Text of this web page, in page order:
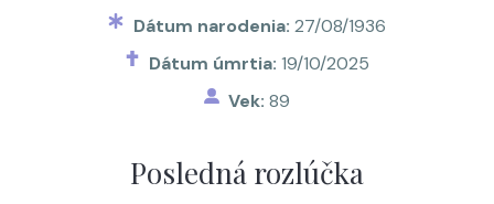
Dátum narodenia: 27/08/1936
Dátum úmrtia:19/10/2025
Vek:89
Posledná rozlúčka